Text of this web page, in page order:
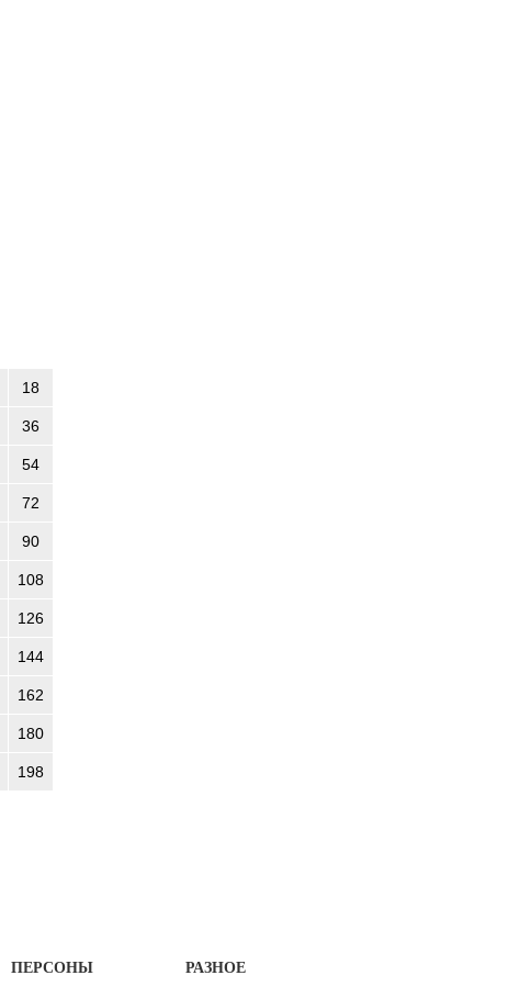
18
36
54
72
90
108
126
144
162
180
198
ПЕРСОНЫ РАЗНОЕ